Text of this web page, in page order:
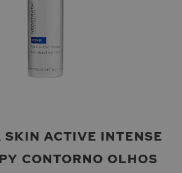
SKIN ACTIVE INTENSE
CONTORNO OLHOS